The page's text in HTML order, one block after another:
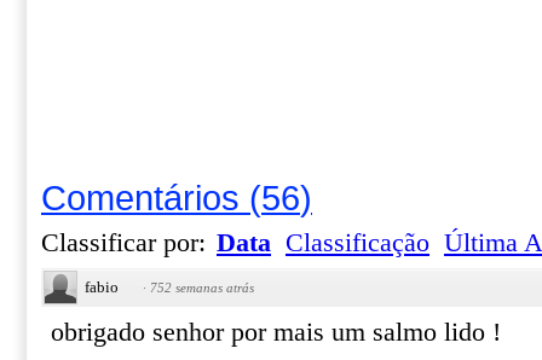
Comentários (56)
Classificar por: Data Classificação Última
fabio · 752 semanas atrás
obrigado senhor por mais um salmo lido !